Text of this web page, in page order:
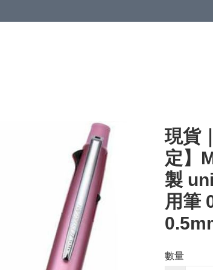
現貨
定】
製
用筆
數量